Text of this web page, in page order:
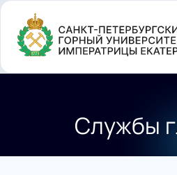
Перейти
основному
содержанию
Службы